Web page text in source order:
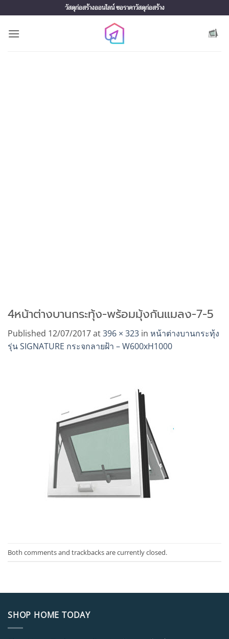
to
content
วัสดุก่อสร้างออนไลน์ ขอราคาวัสดุก่อสร้าง
4หน้าต่างบานกระทุ้ง-พร้อมมุ้งกันแมลง-7-5
Published 12/07/2017at396 × 323 in หน้าต่างบานกระทุ้ง
รุ่น SIGNATURE กระจกลายฝ้า – W600xH1000
Both comments and trackbacks are currently closed.
SHOP HOME TODAY